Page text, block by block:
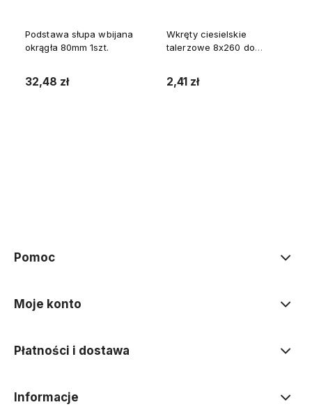
Podstawa słupa wbijana
okrągła 80mm 1szt.
32,48 zł
Wkręty ciesielskie
talerzowe 8x260 do
2,41 zł
Pomoc
Moje konto
Płatności i dostawa
Informacje